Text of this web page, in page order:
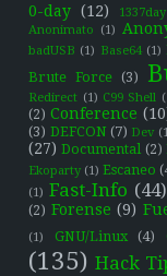
0-day (12) 1337day
Anonimato (1)
badUSB (1) Base64 (1)
Brute Force (3)
Redirect (1) C99 Shell
(2) Conference
(3) DEFCON (7) Dev
(27) Documental (2)
Ekoparty (1) Escaneo
(1) Fast-Info (44)
(2) Forense (9)
(1)
GNU/Linux (4)
(135) Hack